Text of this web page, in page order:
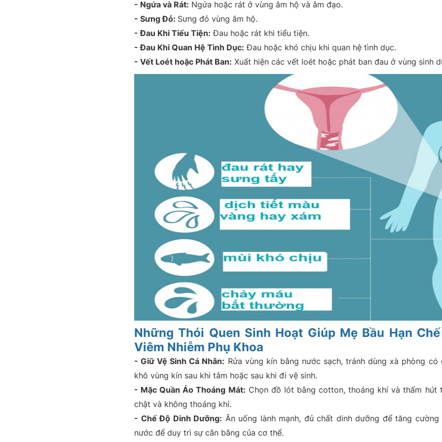
- Ngứa và Rát: Ngứa hoặc rát ở vùng âm hộ và âm đạo.
- Sưng Đỏ: Sưng đỏ vùng âm hộ.
- Đau Khi Tiểu Tiện: Đau hoặc rát khi tiểu tiện.
- Đau Khi Quan Hệ Tình Dục: Đau hoặc khó chịu khi quan hệ tình dục.
- Vết Loét hoặc Phát Ban: Xuất hiện các vết loét hoặc phát ban đau ở vùng sinh
Những Thói Quen Sinh Hoạt Giúp Mẹ Bầu Hạn
Viêm Nhiễm Phụ Khoa
- Giữ Vệ Sinh Cá Nhân: Rửa vùng kín bằng nước sạch, tránh dùng xà phòng có
khô vùng kín sau khi tắm hoặc sau khi đi vệ sinh.
- Mặc Quần Áo Thoáng Mát: Chọn đồ lót bằng cotton, thoáng khí và thấm hút
chật và không thoáng khí.
- Chế Độ Dinh Dưỡng: Ăn uống lành mạnh, đủ chất dinh dưỡng để tăng
nước để duy trì sự cân bằng của cơ thể.